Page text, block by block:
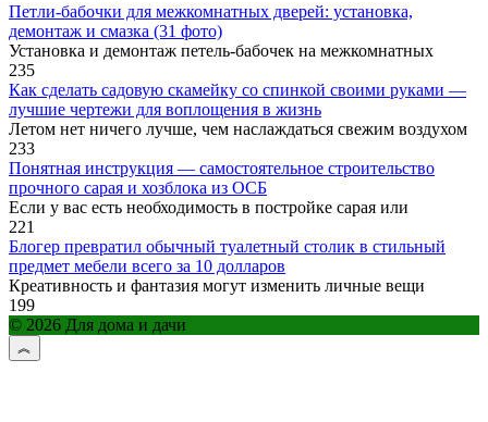
Петли-бабочки для межкомнатных дверей: установка,
демонтаж и смазка (31 фото)
Установка и демонтаж петель-бабочек на межкомнатных
235
Как сделать садовую скамейку со спинкой своими руками —
лучшие чертежи для воплощения в жизнь
Летом нет ничего лучше, чем наслаждаться свежим воздухом
233
Понятная инструкция — самостоятельное строительство
прочного сарая и хозблока из ОСБ
Если у вас есть необходимость в постройке сарая или
221
Блогер превратил обычный туалетный столик в стильный
предмет мебели всего за 10 долларов
Креативность и фантазия могут изменить личные вещи
199
© 2026 Для дома и дачи